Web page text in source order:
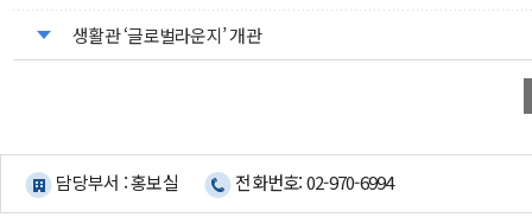
생활관 ‘글로벌라운지’ 개관
담당부서 : 홍보실 전화번호: 02-970-6994